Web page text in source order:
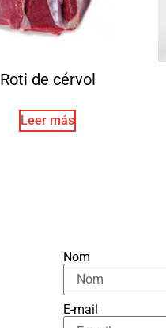
Roti de cérvol
Leer más
Nom
E-mail